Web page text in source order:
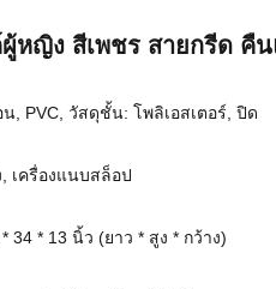
ผู้หญิง สีเพชร สายกรีด คื
, PVC, วัสดุชั้น: โพลิเอสเตอร์, ปิด
เครื่องแนบสล็อป
* 13 นิ้ว (ยาว * สูง * กว้าง)